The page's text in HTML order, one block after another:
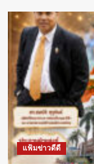
แฟ้มข่าวดีดี